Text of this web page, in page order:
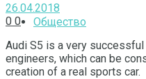
Общество
26.04.2018
0 0
Audi S5 is a very
engineers, which can be
creation of a real sports car.